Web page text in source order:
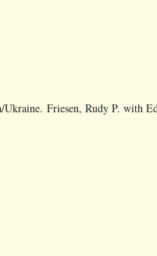
Ukraine. Friesen, Rudy P. with